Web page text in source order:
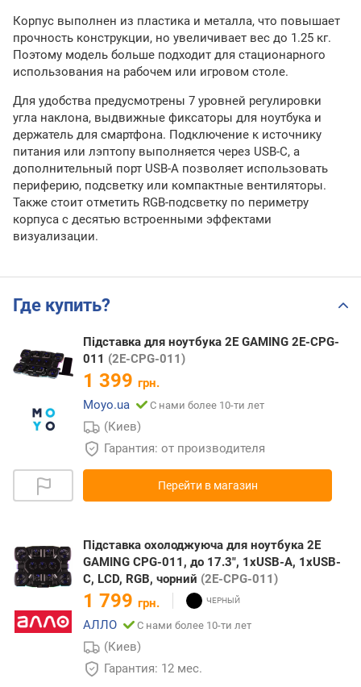
Корпус выполнен из пластика и металла, что повышает
прочность конструкции, но увеличивает вес до 1.25 кг.
Поэтому модель больше подходит для стационарного
использования на рабочем или игровом столе.
Для удобства предусмотрены 7 уровней регулировки
угла наклона, выдвижные фиксаторы для ноутбука и
держатель для смартфона. Подключение к источнику
питания или лэптопу выполняется через USB-C, а
дополнительный порт USB-A позволяет использовать
периферию, подсветку или компактные вентиляторы.
Также стоит отметить RGB-подсветку по периметру
корпуса с десятью встроенными эффектами
визуализации.
Где купить?
Підставка для ноутбука 2E GAMING 2E-CPG-
011 (2E-CPG-011)
1 399 грн.
Moyo.ua
С нами более 10-ти лет
(Киев)
Гарантия: от производителя
Перейти в магазин
Підставка охолоджуюча для ноутбука 2E
GAMING CPG-011, до 17.3", 1xUSB-A, 1xUSB-
C, LCD, RGB, чорний (2E-CPG-011)
1 799 грн.
АЛЛО
С нами более 10-ти лет
(Киев)
Гарантия: 12 мес.